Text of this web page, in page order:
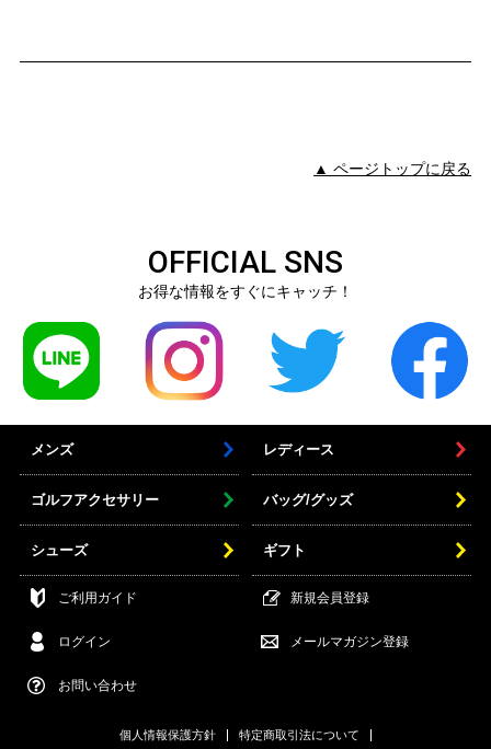
▲ ページトップに戻る
OFFICIAL SNS
お得な情報をすぐにキャッチ！
メンズ レディース
ゴルフアクセサリー バッグ/グッズ
シューズ ギフト
ご利用ガイド 新規会員登録
ログイン メールマガジン登録
お問い合わせ
個人情報保護方針 特定商取引法について